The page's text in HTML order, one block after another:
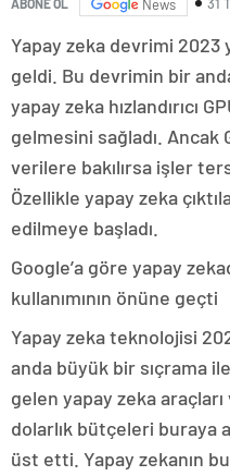
News
Yapay zeka devrimi 2023
geldi. Bu devrimin bir
yapay zeka hızlandırıcı
gelmesini sağladı. Ancak
verilere bakılırsa işler
Özellikle yapay zeka
edilmeye başladı.
Google’a göre yapay
kullanımının önüne geçti
Yapay zeka teknolojisi
anda büyük bir sıçrama ile
gelen yapay zeka
dolarlık bütçeleri buraya
üst etti. Yapay zekanın